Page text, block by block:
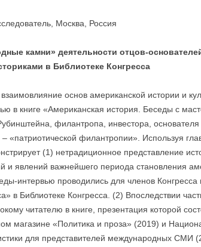
Москва, Россия
камни» деятельности отцов-
в Библиотеке Конгресса
основ американской истории и
в книге «Американская история. Беседы с
филантропа, инвестора, основателя
«патриотической филантропии». Используя
(1) нетрадиционное представление
и явлений важнейшего периода становления
интервью проводились для членов
в Библиотеке Конгресса. (2) Впоследствии
читателю в книге, презентация которой
магазине «Политика и проза» (2019) и
для представителей международных СМИ